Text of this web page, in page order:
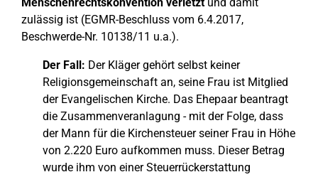
zulässig ist (EGMR-Beschluss vom 6.4.2017,
Beschwerde-Nr. 10138/11 u.a.).
Der Fall: Der Kläger gehört selbst keiner
Religionsgemeinschaft an, seine Frau ist Mitglied
der Evangelischen Kirche. Das Ehepaar beantragt
die Zusammenveranlagung - mit der Folge, dass
der Mann für die Kirchensteuer seiner Frau in Höhe
von 2.220 Euro aufkommen muss. Dieser Betrag
wurde ihm von einer Steuerrückerstattung